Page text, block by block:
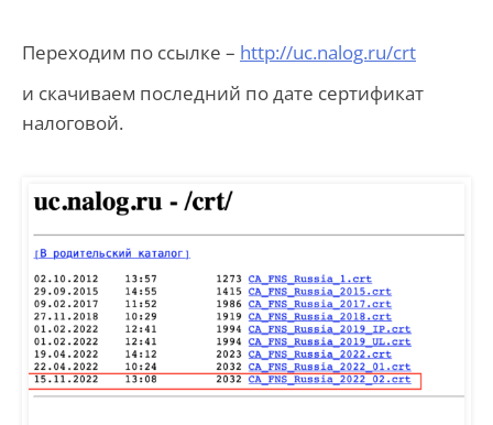
Переходим по ссылке – http://uc.nalog.ru/crt
и скачиваем последний по дате сертификат
налоговой.